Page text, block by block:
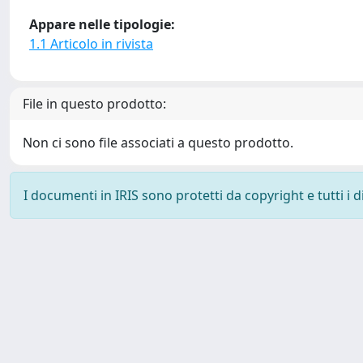
Appare nelle tipologie:
1.1 Articolo in rivista
File in questo prodotto:
Non ci sono file associati a questo prodotto.
I documenti in IRIS sono protetti da copyright e tutti i